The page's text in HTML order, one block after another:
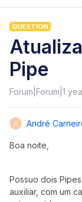
QUESTION
Pipe
Forum|Forum|1
A André
Boa noite,
Possuo dois
auxiliar, com um